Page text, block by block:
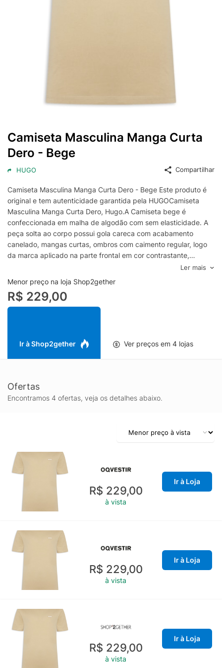
Camiseta Masculina Manga Curta
Dero - Bege
HUGO Compartilhar
Camiseta Masculina Manga Curta Dero - Bege Este produto é
original e tem autenticidade garantida pela HUGOCamiseta
Masculina Manga Curta Dero, Hugo.A Camiseta bege é
confeccionada em malha de algodão com sem elasticidade. A
peça solta ao corpo possui gola careca com acabamento
canelado, mangas curtas, ombros com caimento regular, logo
da marca aplicado na parte frontal em cor contrastante,
acabamento pespontado, shape reto, barra com acabamento
simples e tag posterior aplicada com detalhe em vivo
contrastante.- Camiseta masculina em malha de algodão- Gola
careca com acabamento canelado- Mangas curtas- Logo
frontal aplicado- Tag posterior aplicada- Detalhe posterior em
100% AlgodãoCor: BegeMarca: Hugo
Ler mais
Menor preço na loja Shop2gether
R$ 229,00
Ir à Shop2gether Ver preços em 4 lojas
Ofertas
Encontramos 4 ofertas, veja os detalhes abaixo.
R$ 229,00
à vista
Ir à Loja
R$ 229,00
à vista
Ir à Loja
R$ 229,00
à vista
Ir à Loja